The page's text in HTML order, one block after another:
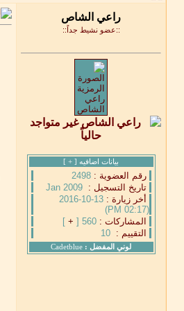
::عضو نشيط جداً::
بيانات اضافيه [ +
]
رقم العضوية : 2498
تاريخ التسجيل :Jan 2009
أخر زيارة :
13-10-2016
(02:17 PM)
المشاركات : 560 [
+
]
التقييم :10
لوني المفضل : Cadetblue